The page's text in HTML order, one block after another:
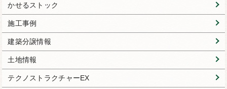
かせるストック
施工事例
建築分譲情報
土地情報
テクノストラクチャーEX